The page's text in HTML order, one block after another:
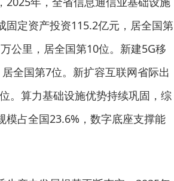
固定资产投资115.2亿元，居全国第
公里，居全国第10位。新建5G移
全国第7位。新扩容互联网省际出
。算力基础设施优势持续巩固，综
占全国23.6%，数字底座支撑能